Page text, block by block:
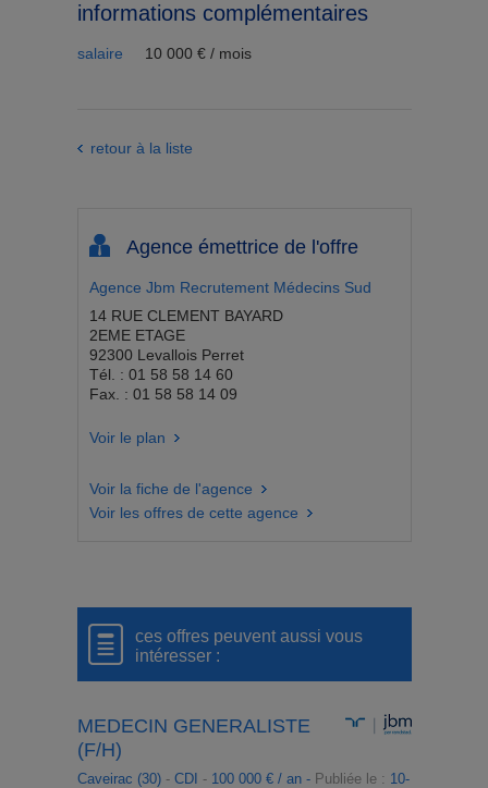
informations complémentaires
salaire 10 000 € / mois
retour à la liste
Agence émettrice de l'offre
Agence Jbm Recrutement Médecins Sud
14 RUE CLEMENT BAYARD
2EME ETAGE
92300 Levallois Perret
Tél. : 01 58 58 14 60
Fax. : 01 58 58 14 09
Voir le plan
Voir la fiche de l'agence
Voir les offres de cette agence
ces offres peuvent aussi vous
intéresser :
MEDECIN GENERALISTE
(F/H)
Caveirac (30)- CDI - 100 000 € / an - Publiée le : 10-